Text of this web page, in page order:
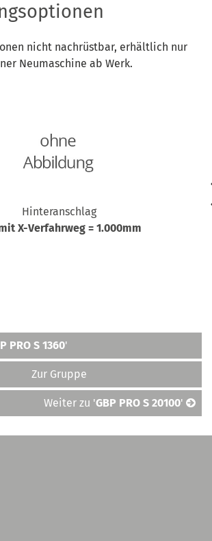
nicht nachrüstbar, erhältlich nur
Neumaschine ab Werk.
Hinteranschlag
X-Verfahrweg = 1.000mm
PRO S 1360'
Zur Gruppe
Weiter zu 'GBP PRO S 20100'